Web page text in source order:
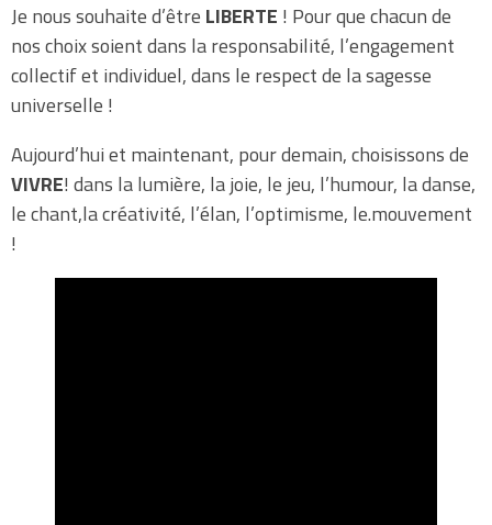
Je nous souhaite d’être LIBERTE ! Pour que chacun de
nos choix soient dans la responsabilité, l’engagement
collectif et individuel, dans le respect de la sagesse
universelle !
Aujourd’hui et maintenant, pour demain, choisissons de
VIVRE! dans la lumière, la joie, le jeu, l’humour, la danse,
le chant,la créativité, l’élan, l’optimisme, le.mouvement
!